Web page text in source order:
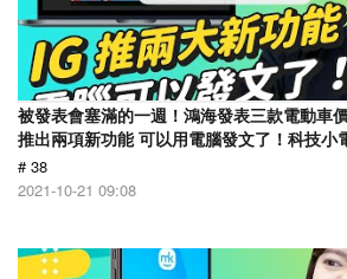
被發表會塞滿的一週！鴻海發表三款電動車
推出兩項新功能 可以用電腦發文了！科技小
# 38
2021-10-21 09:08